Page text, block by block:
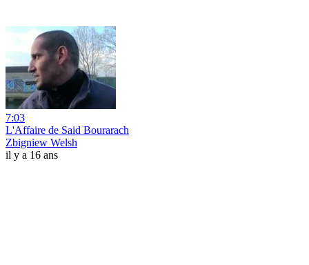
7:03
L'Affaire de Said Bourarach
Zbigniew Welsh
il y a 16 ans